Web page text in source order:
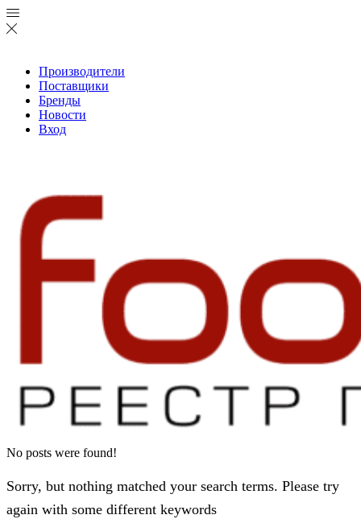
Производители
Поставщики
Бренды
Новости
Вход
No posts were found!
Sorry, but nothing matched your search terms. Please try
again with some different keywords